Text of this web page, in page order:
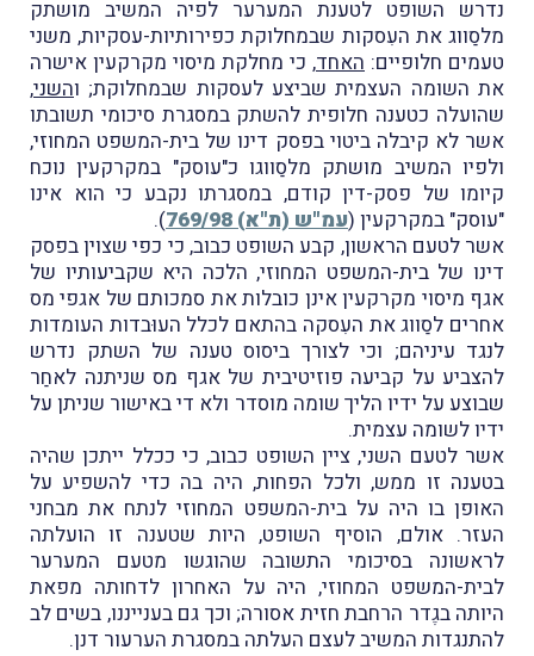
נדרש השופט לטענת המערער לפיה המשיב מושתק
מלסַווג את העִסקות שבמחלוקת כפירותיות-עסקיות, משני
טעמים חלופיים: האחד, כי מחלקת מיסוי מקרקעין אישרה
את השומה העצמית שביצע לעסקות שבמחלוקת; והשני,
שהועלה כטענה חלופית להשתק במסגרת סיכומי תשובתו
אשר לא קיבלה ביטוי בפסק דינו של בית-המשפט המחוזי,
ולפיו המשיב מושתק מלסַווגו כ"עוסק" במקרקעין נוכח
קיומו של פסק-דין קודם, במסגרתו נקבע כי הוא אינו
"עוסק" במקרקעין (עמ"ש (ת"א) 769/98
).
אשר לטעם הראשון, קבע השופט כבוב, כי כפי שצוין בפסק
דינו של בית-המשפט המחוזי, הלכה היא שקביעותיו של
אגף מיסוי מקרקעין אינן כובלות את סמכותם של אגפי מס
אחרים לסַווג את העִסקה בהתאם לכלל העוּבדות העומדות
לנגד עיניהם; וכי לצורך ביסוס טענה של השתק נדרש
להצביע על קביעה פוזיטיבית של אגף מס שניתנה לאחַר
שבוצע על ידיו הליך שומה מוסדר ולא די באישור שניתן על
ידיו לשומה עצמית.
אשר לטעם השני, ציין השופט כבוב, כי ככלל ייתכן שהיה
בטענה זו ממש, ולכל הפחות, היה בה כדי להשפיע על
האופן בו היה על בית-המשפט המחוזי לנתח את מבחני
העזר. אולם, הוסיף השופט, היות שטענה זו הועלתה
לראשונה בסיכומי התשובה שהוגשו מטעם המערער
לבית-המשפט המחוזי, היה על האחרון לדחותה מפאת
היותה בגֶדר הרחבת חזית אסורה; וכך גם בענייננו, בשים לב
להתנגדות המשיב לעצם העלתה במסגרת הערעור דנן.